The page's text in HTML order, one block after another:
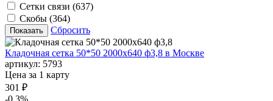
Сетки связи (637)
Скобы (364)
Сбросить
Кладочная сетка 50*50 2000х640 ф3,8 в Москве
артикул: 5793
Цена за 1 карту
301 ₽
-0.3%